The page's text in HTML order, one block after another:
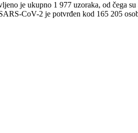
je ukupno 1 977 uzoraka, od čega
CoV-2 je potvrđen kod 165 205